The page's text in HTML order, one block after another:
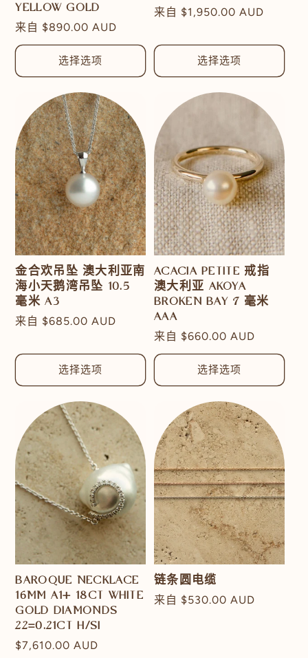
YELLOW GOLD
常
规
格
来自 $890.00 AUD
选择选项
常
价
来自 $1,950.00 AUD
选择选项
金合欢吊坠 澳大利亚南
海小天鹅湾吊坠 10.5
毫米 A3
常
价
来自 $685.00 AUD
选择选项
ACACIA PETITE 戒指
澳大利亚 AKOYA
BROKEN BAY 7 毫米
AAA
常
规
格
来自 $660.00 AUD
选择选项
BAROQUE NECKLACE
16MM A1+ 18CT WHITE
GOLD DIAMONDS
22=0.21CT H/SI
常
$7,610.00 AUD
链条圆电缆
常
来自 $530.00 AUD